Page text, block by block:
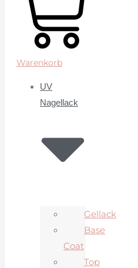
Warenkorb
UV
Nagellack
Gellack
Base
Coat
Top